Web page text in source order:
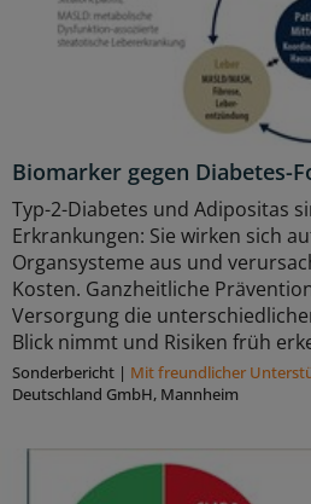
Biomarker gegen Diabetes-
Typ-2-Diabetes und Adipositas
Erkrankungen: Sie wirken sich
Organsysteme aus und
Kosten. Ganzheitliche
Versorgung die
Blick nimmt und Risiken früh
Sonderbericht | Mit freundlicher
Deutschland GmbH, Mannheim